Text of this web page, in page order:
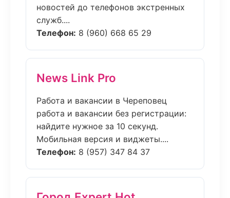
новостей до телефонов экстренных
служб....
Телефон: 8 (960) 668 65 29
News Link Pro
Работа и вакансии в Череповец
работа и вакансии без регистрации:
найдите нужное за 10 секунд.
Мобильная версия и виджеты....
Телефон: 8 (957) 347 84 37